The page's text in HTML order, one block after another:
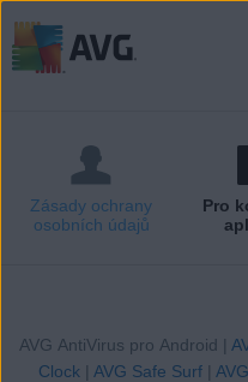
Zásady ochrany
osobních údajů
Pro
AVG AntiVirus pro Android |
Clock | AVG Safe Surf|